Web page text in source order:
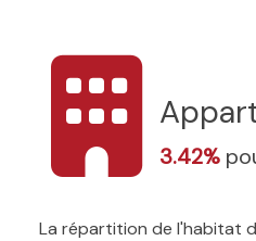
3.42%
La répartition de l'habitat